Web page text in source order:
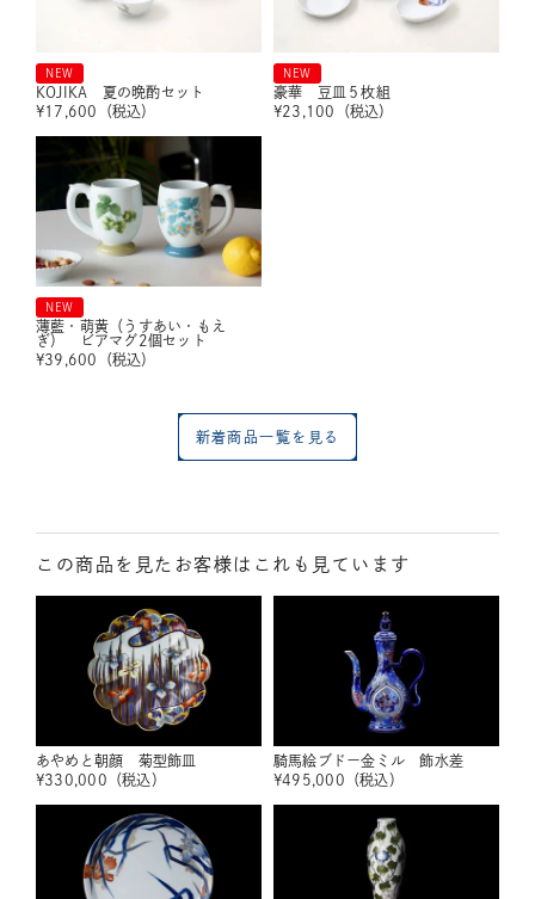
NEW
KOJIKA 夏の晩酌セット
¥17,600 （税込）
NEW
豪華 豆皿５枚組
¥23,100 （税込）
NEW
薄藍・萌黄（うすあい・もえ
ぎ） ビアマグ2個セット
¥39,600 （税込）
新着商品一覧を見る
この商品を見たお客様はこれも見ています
あやめと朝顔 菊型飾皿
¥330,000 （税込）
騎馬絵ブドー金ミル 飾水差
¥495,000 （税込）